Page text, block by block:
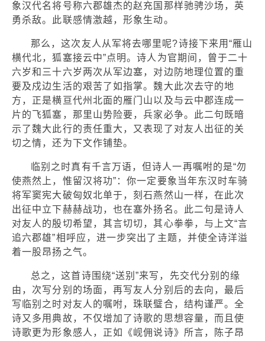
象汉代名将号称六郡雄杰的赵充国那样驰骋沙场，英
勇杀敌。此联感情激越，形象生动。
那么，这次友人从军将去哪里呢?诗接下来用“雁山
横代北，狐塞接云中”点明。诗人为官期间，曾于二十
六岁和三十六岁两次从军边塞，对边防地理位置的重
要及戍边生活的艰苦了如指掌。魏大此次去守的地
方，正是横亘代州北面的雁门山以及与云中郡连成一
片的飞狐塞，那里山势险要，兵家必争。此二句既暗
示了魏大此行的责任重大，又表现了对友人出征的关
切之情，还为下文作铺垫。
临别之时真有千言万语，但诗人一再嘱咐的是“勿
使燕然上，惟留汉将功”：你一定要象当年东汉时车骑
将军窦宪大破匈奴北单于，刻石燕然山一样，在此次
出征中立下赫赫战功，也在塞外扬名。此二句是诗人
对友人的殷切希望，其言切切，其心拳拳，与上文“言
追六郡雄”相呼应，进一步突出了主题，并使全诗洋溢
着一股昂扬之气。
总之，这首诗围绕“送别”来写，先交代分别的缘
由，次写分别的场面，再写友人分别后的去向，最后
写临别之时对友人的嘱咐，珠联璧合，结构谨严。全
诗又多用典故，不仅增加了诗歌的思想容量，而且使
诗歌更为形象感人，正如《岘佣说诗》所言，陈子昂